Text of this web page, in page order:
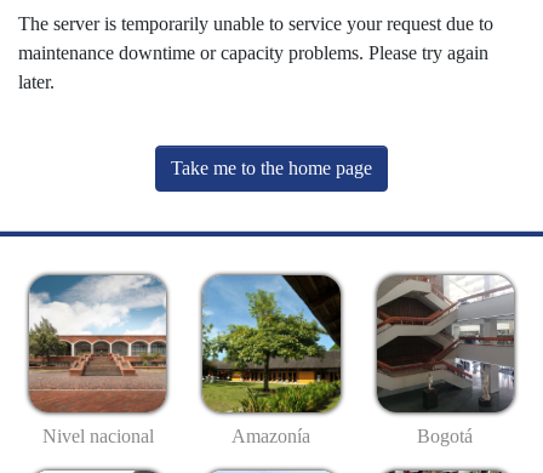
The server is temporarily unable to service your request due to
maintenance downtime or capacity problems. Please try again
later.
Take me to the home page
Nivel nacional Amazonía Bogotá